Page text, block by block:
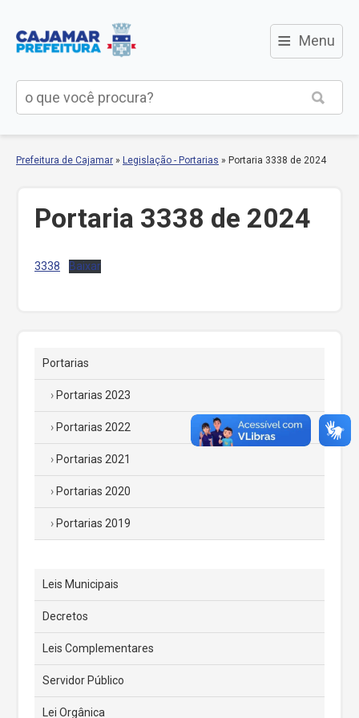
≡ Menu
Prefeitura de Cajamar » Legislação - Portarias » Portaria 3338 de 2024
Portaria 3338 de 2024
3338 Baixar
Portarias
Portarias 2023
Portarias 2022
Portarias 2021
Portarias 2020
Portarias 2019
Leis Municipais
Decretos
Leis Complementares
Servidor Público
Lei Orgânica